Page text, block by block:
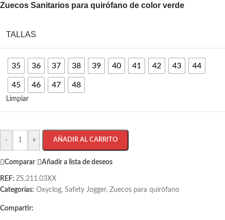
Zuecos Sanitarios para quirófano de color verde
TALLAS
35 36 37 38 39 40 41 42 43 44
45 46 47 48
Limpiar
- + AÑADIR AL CARRITO
Comparar Añadir a lista de deseos
REF: ZS.211.03XX
Categorías: Oxyclog, Safety Jogger, Zuecos para quirófano
Compartir: